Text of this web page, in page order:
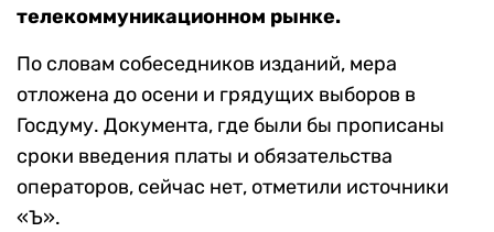
телекоммуникационном рынке.
По словам собеседников изданий, мера
отложена до осени и грядущих выборов в
Госдуму. Документа, где были бы прописаны
сроки введения платы и обязательства
операторов, сейчас нет, отметили источники
«Ъ».